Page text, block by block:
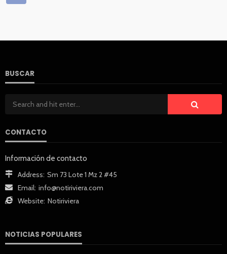
BUSCAR
CONTACTO
Información de contacto
Address: Sm 73 Lote 1 Mz 2 #45
Email: info@notiriviera.com
Website: Notiriviera
NOTICIAS POPULARES